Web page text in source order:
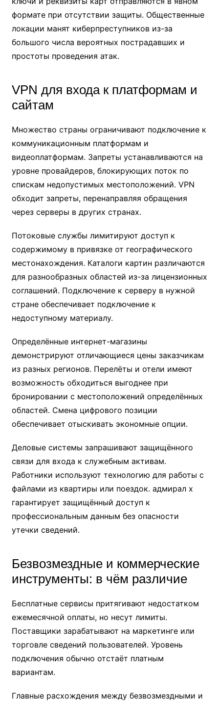
формате при отсутствии защиты. Общественные
локации манят киберпреступников из-за
большого числа вероятных пострадавших и
простоты проведения атак.
VPN для входа к платформам и
сайтам
Множество страны ограничивают подключение к
коммуникационным платформам и
видеоплатформам. Запреты устанавливаются на
уровне провайдеров, блокирующих поток по
спискам недопустимых местоположений. VPN
обходит запреты, перенаправляя обращения
через серверы в других странах.
Потоковые службы лимитируют доступ к
содержимому в привязке от географического
местонахождения. Каталоги картин различаются
для разнообразных областей из-за лицензионных
соглашений. Подключение к серверу в нужной
стране обеспечивает подключение к
недоступному материалу.
Определённые интернет-магазины
демонстрируют отличающиеся цены заказчикам
из разных регионов. Перелёты и отели имеют
возможность обходиться выгоднее при
бронировании с местоположений определённых
областей. Смена цифрового позиции
обеспечивает отыскивать экономные опции.
Деловые системы запрашивают защищённого
связи для входа к служебным активам.
Работники используют технологию для работы с
файлами из квартиры или поездок. адмирал х
гарантирует защищённый доступ к
профессиональным данным без опасности
утечки сведений.
Безвозмездные и коммерческие
инструменты: в чём различие
Бесплатные сервисы притягивают недостатком
ежемесячной оплаты, но несут лимиты.
Поставщики зарабатывают на маркетинге или
торговле сведений пользователей. Уровень
подключения обычно отстаёт платным
вариантам.
Главные расхождения между безвозмездными и